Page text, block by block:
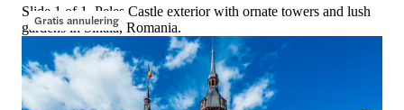
Gratis annulering
Slide 1 of 1, Peles Castle exterior with ornate towers and lush
gardens in Sinaia, Romania.